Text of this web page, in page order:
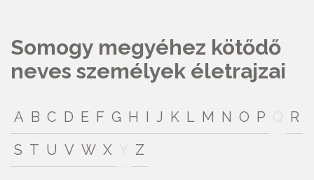
Somogy megyéhez kötődő
neves személyek életrajzai
A B C D E F G H I J K L M N O P
R
S T U V W X Z